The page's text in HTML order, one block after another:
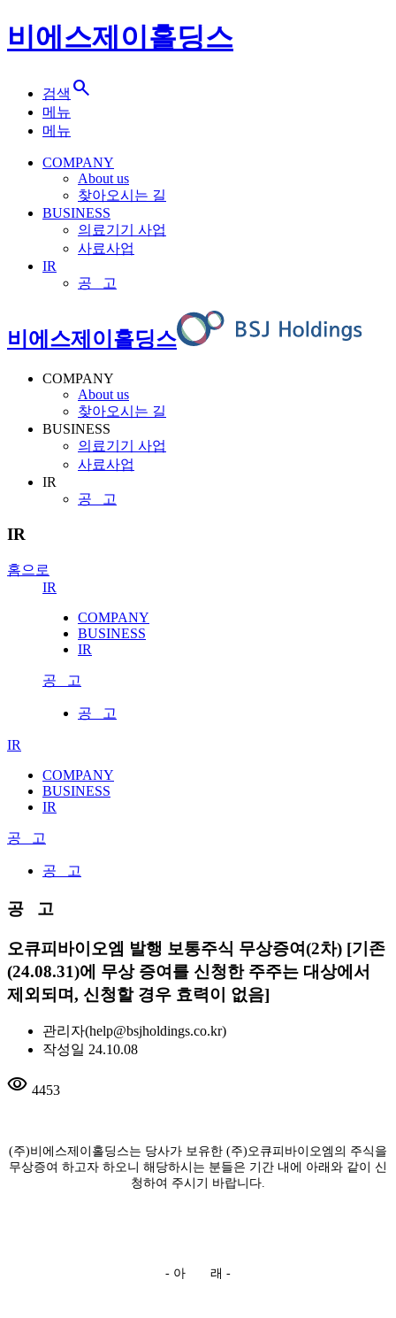
비에스제이홀딩스
검색 search
메뉴
메뉴
COMPANY
About us
찾아오시는 길
BUSINESS
의료기기 사업
사료사업
IR
공 고
비에스제이홀딩스
COMPANY
About us
찾아오시는 길
BUSINESS
의료기기 사업
사료사업
IR
공 고
IR
홈으로
IR
COMPANY
BUSINESS
IR
공 고
공 고
IR
COMPANY
BUSINESS
IR
공 고
공 고
공 고
오큐피바이오엠 발행 보통주식 무상증여(2차) [기존
(24.08.31)에 무상 증여를 신청한 주주는 대상에서
제외되며, 신청할 경우 효력이 없음]
관리자(help@bsjholdings.co.kr)
작성일 24.10.08
visibility 4453
(주)비에스제이홀딩스는 당사가 보유한 (주)오큐피바이오엠의 주식을
무상증여 하고자 하오니 해당하시는 분들은 기간 내에 아래와 같이 신
청하여 주시기 바랍니다.
- 아 래 -